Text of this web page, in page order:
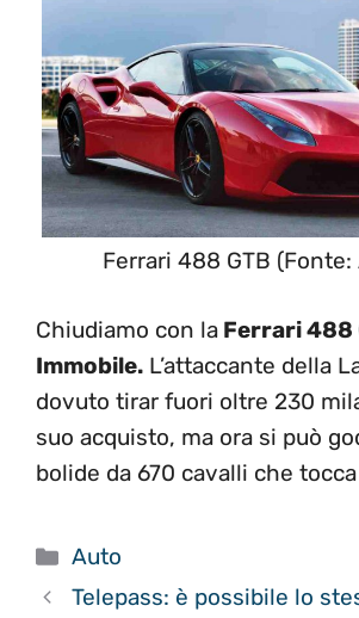
Ferrari 488 GTB (Fonte:
Chiudiamo con la Ferrari 488
Immobile. L’attaccante della
dovuto tirar fuori oltre 230
suo acquisto, ma ora si può
bolide da 670 cavalli che
Categorie
Auto
Telepass: è possibile lo